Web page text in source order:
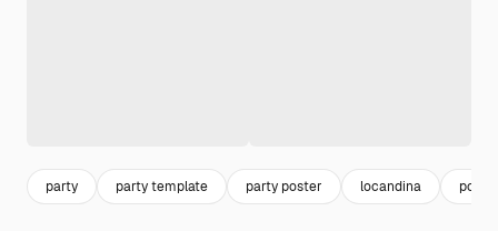
party party template party poster locandina